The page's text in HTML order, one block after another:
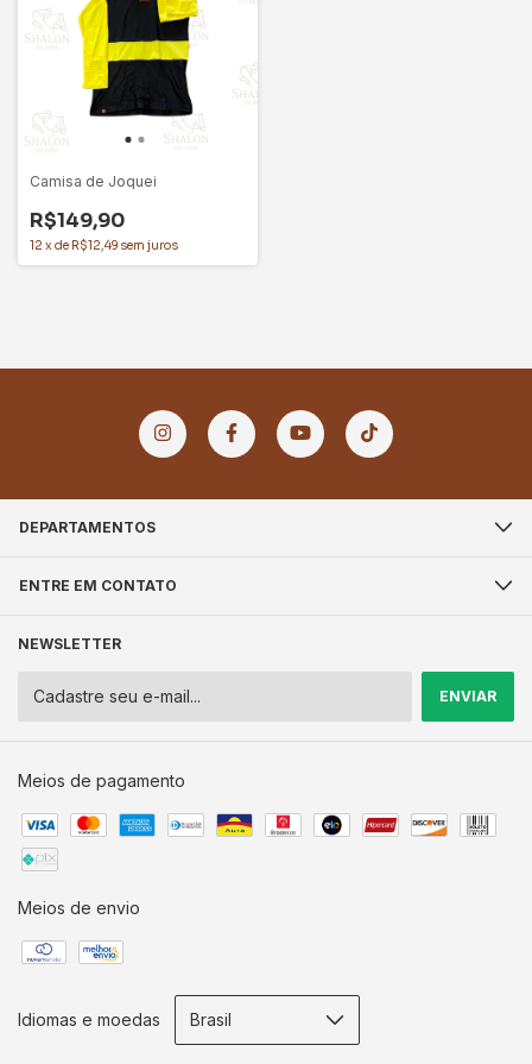
Camisa de Joquei
R$149,90
12 x de R$12,49 sem juros
DEPARTAMENTOS
ENTRE EM CONTATO
NEWSLETTER
Meios de pagamento
Meios de envio
Idiomas e moedas